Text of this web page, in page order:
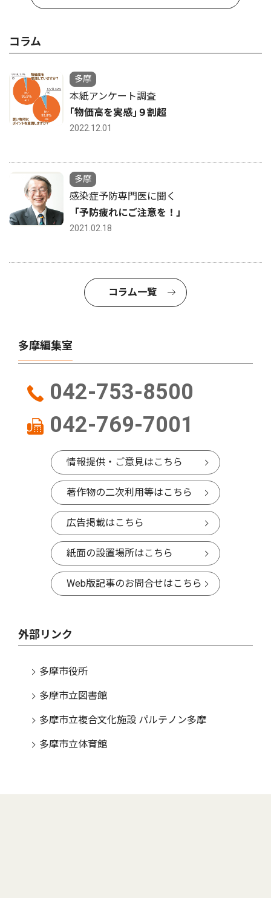
コラム
多摩
本紙アンケート調査
｢物価高を実感｣９割超
2022.12.01
多摩
感染症予防専門医に聞く
「予防疲れにご注意を！」
2021.02.18
コラム一覧
多摩編集室
042-753-8500
042-769-7001
情報提供・ご意見はこちら
著作物の二次利用等はこちら
広告掲載はこちら
紙面の設置場所はこちら
Web版記事のお問合せはこちら
外部リンク
多摩市役所
多摩市立図書館
多摩市立複合文化施設 パルテノン多摩
多摩市立体育館